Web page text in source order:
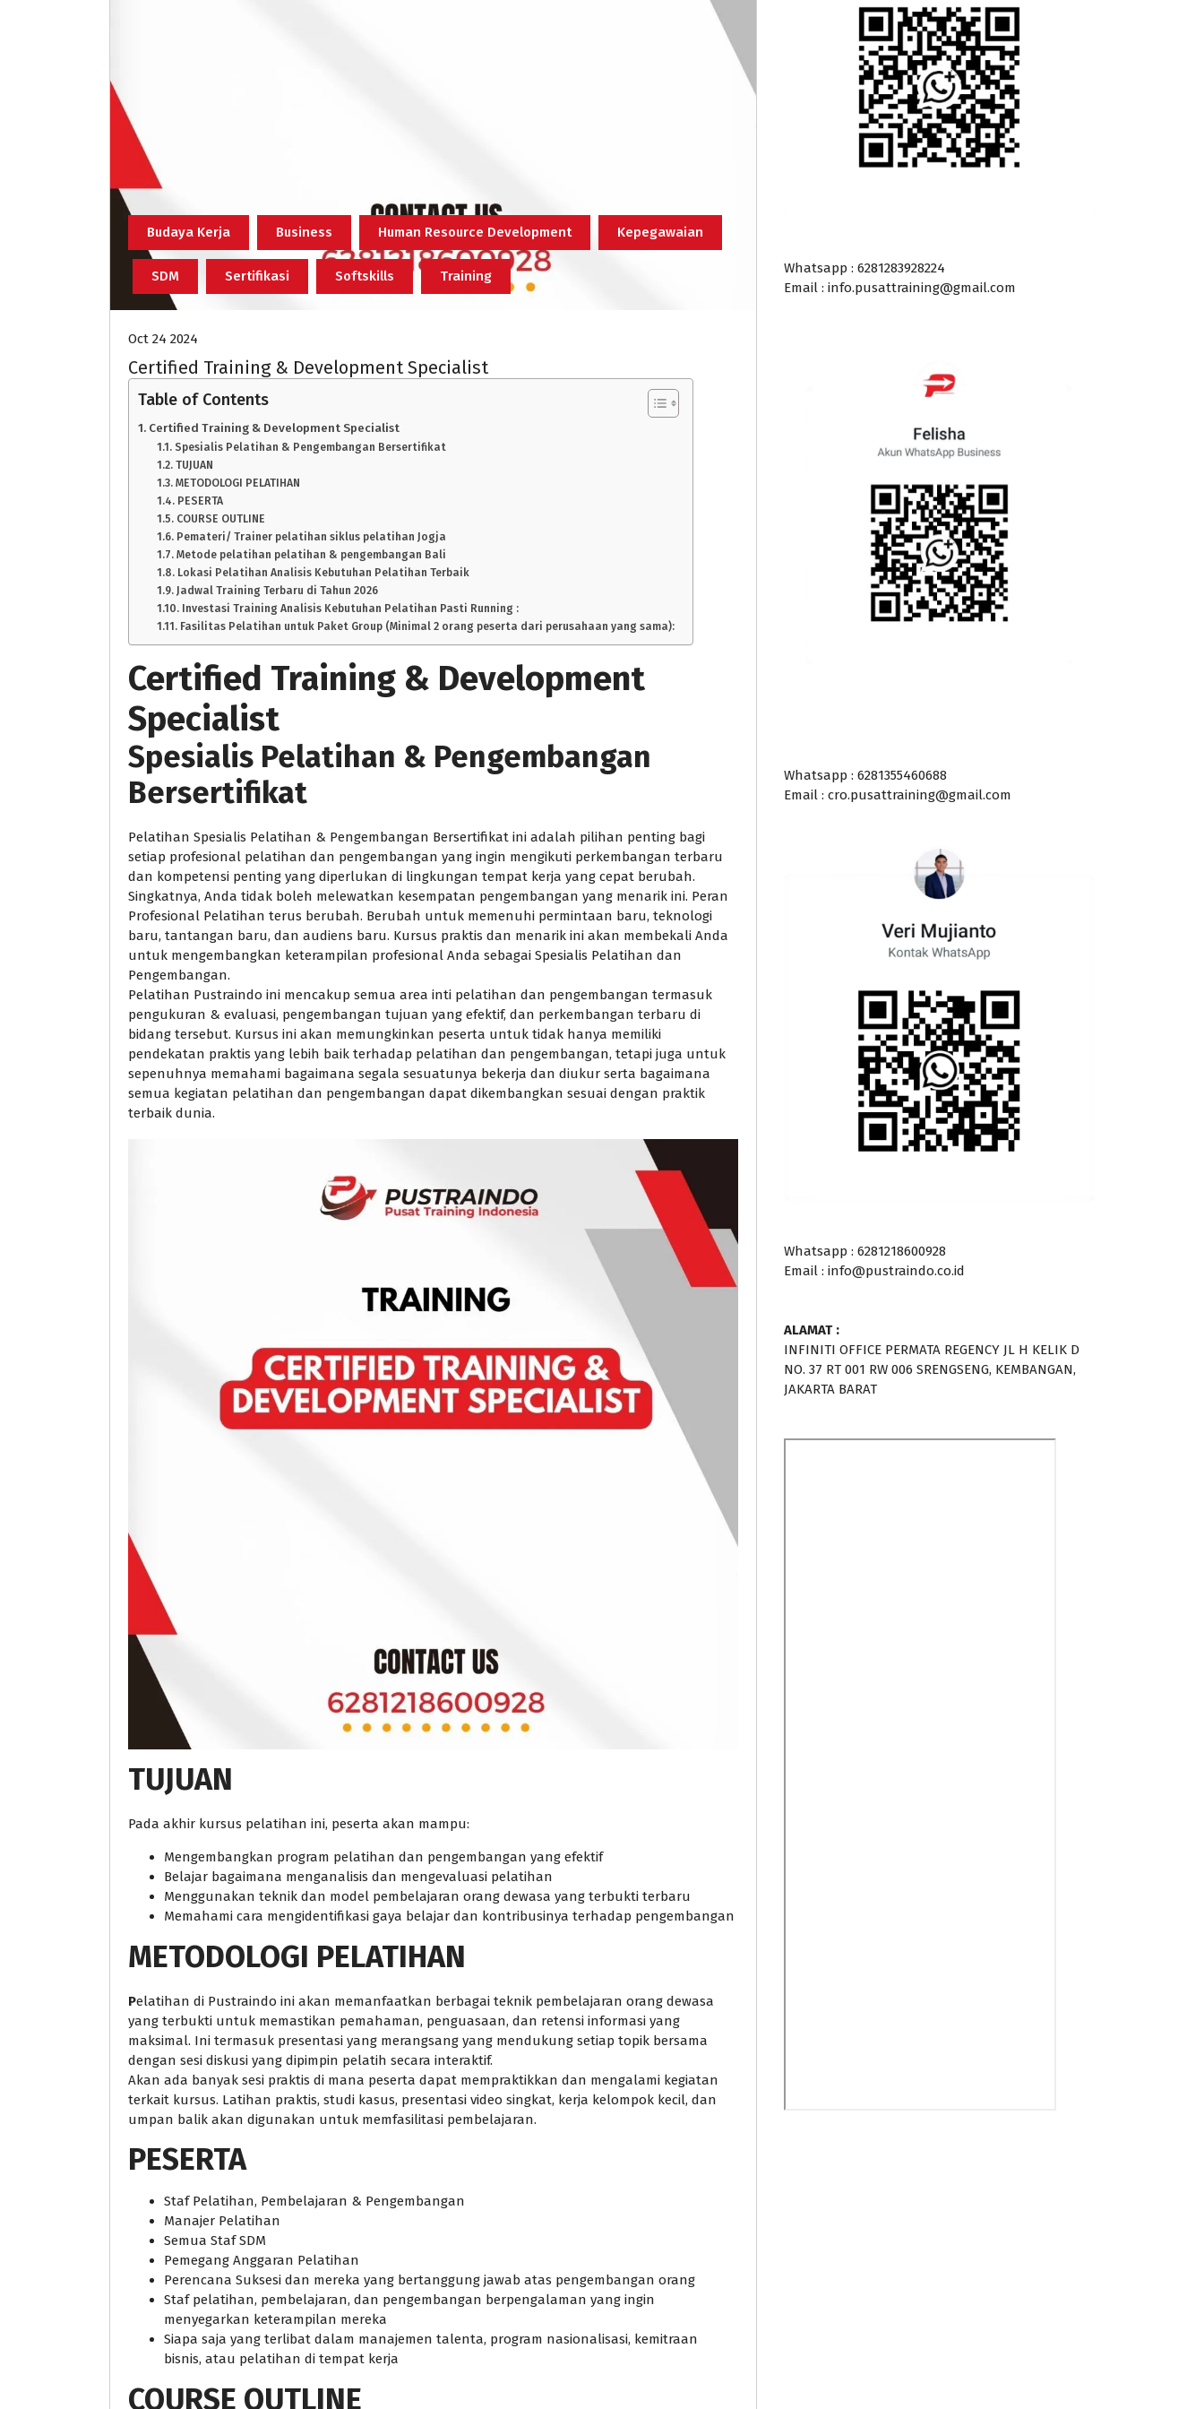
Budaya Kerja Business Human Resource Development Kepegawaian
SDM Sertifikasi Softskills Training
Oct 24 2024
Certified Training & Development Specialist
Table of Contents
Certified Training & Development Specialist
Spesialis Pelatihan & Pengembangan Bersertifikat
TUJUAN
METODOLOGI PELATIHAN
PESERTA
COURSE OUTLINE
Pemateri/ Trainer pelatihan siklus pelatihan Jogja
Metode pelatihan pelatihan & pengembangan Bali
Lokasi Pelatihan Analisis Kebutuhan Pelatihan Terbaik
Jadwal Training Terbaru di Tahun 2026
Investasi Training Analisis Kebutuhan Pelatihan Pasti Running :
Fasilitas Pelatihan untuk Paket Group (Minimal 2 orang peserta dari perusahaan yang sama):
Certified Training & Development
Specialist
Spesialis Pelatihan & Pengembangan
Bersertifikat
Pelatihan Spesialis Pelatihan & Pengembangan Bersertifikat ini adalah pilihan penting bagi
setiap profesional pelatihan dan pengembangan yang ingin mengikuti perkembangan terbaru
dan kompetensi penting yang diperlukan di lingkungan tempat kerja yang cepat berubah.
Singkatnya, Anda tidak boleh melewatkan kesempatan pengembangan yang menarik ini. Peran
Profesional Pelatihan terus berubah. Berubah untuk memenuhi permintaan baru, teknologi
baru, tantangan baru, dan audiens baru. Kursus praktis dan menarik ini akan membekali Anda
untuk mengembangkan keterampilan profesional Anda sebagai Spesialis Pelatihan dan
Pengembangan.
Pelatihan Pustraindo ini mencakup semua area inti pelatihan dan pengembangan termasuk
pengukuran & evaluasi, pengembangan tujuan yang efektif, dan perkembangan terbaru di
bidang tersebut. Kursus ini akan memungkinkan peserta untuk tidak hanya memiliki
pendekatan praktis yang lebih baik terhadap pelatihan dan pengembangan, tetapi juga untuk
sepenuhnya memahami bagaimana segala sesuatunya bekerja dan diukur serta bagaimana
semua kegiatan pelatihan dan pengembangan dapat dikembangkan sesuai dengan praktik
terbaik dunia.
TUJUAN
Pada akhir kursus pelatihan ini, peserta akan mampu:
Mengembangkan program pelatihan dan pengembangan yang efektif
Belajar bagaimana menganalisis dan mengevaluasi pelatihan
Menggunakan teknik dan model pembelajaran orang dewasa yang terbukti terbaru
Memahami cara mengidentifikasi gaya belajar dan kontribusinya terhadap pengembangan
METODOLOGI PELATIHAN
Pelatihan di Pustraindo ini akan memanfaatkan berbagai teknik pembelajaran orang dewasa
yang terbukti untuk memastikan pemahaman, penguasaan, dan retensi informasi yang
maksimal. Ini termasuk presentasi yang merangsang yang mendukung setiap topik bersama
dengan sesi diskusi yang dipimpin pelatih secara interaktif.
Akan ada banyak sesi praktis di mana peserta dapat mempraktikkan dan mengalami kegiatan
terkait kursus. Latihan praktis, studi kasus, presentasi video singkat, kerja kelompok kecil, dan
umpan balik akan digunakan untuk memfasilitasi pembelajaran.
PESERTA
Staf Pelatihan, Pembelajaran & Pengembangan
Manajer Pelatihan
Semua Staf SDM
Pemegang Anggaran Pelatihan
Perencana Suksesi dan mereka yang bertanggung jawab atas pengembangan orang
Staf pelatihan, pembelajaran, dan pengembangan berpengalaman yang ingin
menyegarkan keterampilan mereka
Siapa saja yang terlibat dalam manajemen talenta, program nasionalisasi, kemitraan
bisnis, atau pelatihan di tempat kerja
COURSE OUTLINE
Whatsapp : 6281283928224
Email : info.pusattraining@gmail.com
Whatsapp : 6281355460688
Email : cro.pusattraining@gmail.com
Whatsapp : 6281218600928
Email : info@pustraindo.co.id
ALAMAT :
INFINITI OFFICE PERMATA REGENCY JL H KELIK D
NO. 37 RT 001 RW 006 SRENGSENG, KEMBANGAN,
JAKARTA BARAT